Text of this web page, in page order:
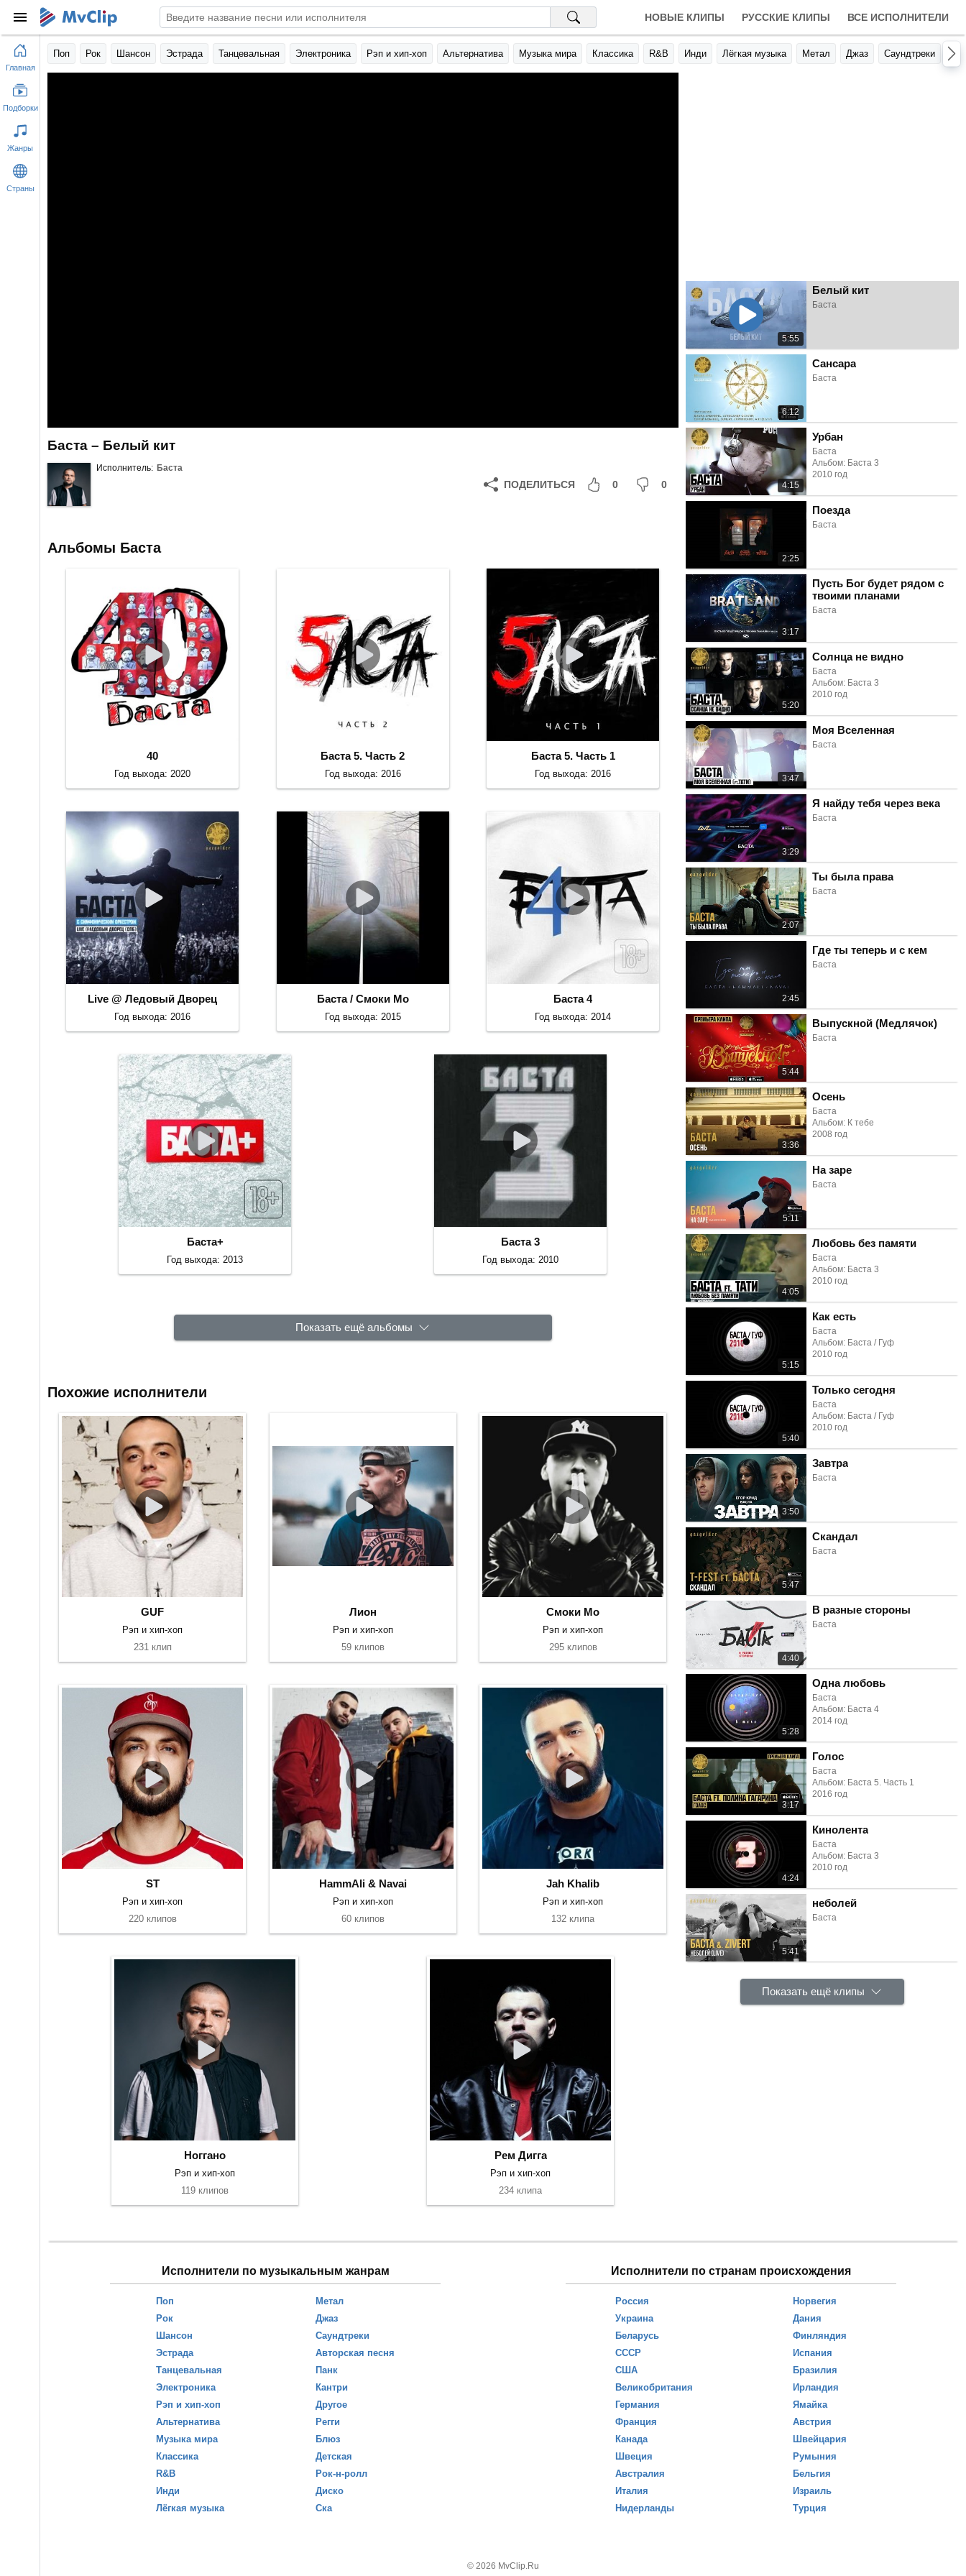
НОВЫЕ КЛИПЫ РУССКИЕ КЛИПЫ ВСЕ ИСПОЛНИТЕЛИ
Поп Рок Шансон Эстрада Танцевальная Электроника Рэп и хип-хоп Альтернатива Музыка мира Классика R&B Инди Лёгкая музыка Метал Джаз Саундтреки
Баста – Белый кит
Исполнитель: Баста
ПОДЕЛИТЬСЯ 0 0
5:55
Белый кит
Баста
6:12
Сансара
Баста
4:15
Урбан
Баста
Альбом: Баста 3
2010 год
2:25
Поезда
Баста
3:17
Пусть Бог будет рядом с
твоими планами
Баста
5:20
Солнца не видно
Баста
Альбом: Баста 3
2010 год
3:47
Моя Вселенная
Баста
3:29
Я найду тебя через века
Баста
2:07
Ты была права
Баста
2:45
Где ты теперь и с кем
Баста
5:44
Выпускной (Медлячок)
Баста
3:36
Осень
Баста
Альбом: К тебе
2008 год
5:11
На заре
Баста
4:05
Любовь без памяти
Баста
Альбом: Баста 3
2010 год
5:15
Как есть
Баста
Альбом: Баста / Гуф
2010 год
5:40
Только сегодня
Баста
Альбом: Баста / Гуф
2010 год
3:50
Завтра
Баста
5:47
Скандал
Баста
4:40
В разные стороны
Баста
5:28
Одна любовь
Баста
Альбом: Баста 4
2014 год
3:17
Голос
Баста
Альбом: Баста 5. Часть 1
2016 год
4:24
Кинолента
Баста
Альбом: Баста 3
2010 год
5:41
неболей
Баста
Показать ещё клипы
Альбомы Баста
40
Год выхода: 2020
Баста 5. Часть 2
Год выхода: 2016
Баста 5. Часть 1
Год выхода: 2016
Live @ Ледовый Дворец
Год выхода: 2016
Баста / Смоки Мо
Год выхода: 2015
Баста 4
Год выхода: 2014
Баста+
Год выхода: 2013
Баста 3
Год выхода: 2010
Показать ещё альбомы
Похожие исполнители
GUF
Рэп и хип-хоп
231 клип
Лион
Рэп и хип-хоп
59 клипов
Смоки Мо
Рэп и хип-хоп
295 клипов
ST
Рэп и хип-хоп
220 клипов
HammAli & Navai
Рэп и хип-хоп
60 клипов
Jah Khalib
Рэп и хип-хоп
132 клипа
Ноггано
Рэп и хип-хоп
119 клипов
Рем Дигга
Рэп и хип-хоп
234 клипа
Исполнители по музыкальным жанрам
Поп
Рок
Шансон
Эстрада
Танцевальная
Электроника
Рэп и хип-хоп
Альтернатива
Музыка мира
Классика
R&B
Инди
Лёгкая музыка
Метал
Джаз
Саундтреки
Авторская песня
Панк
Кантри
Другое
Регги
Блюз
Детская
Рок-н-ролл
Диско
Ска
Исполнители по странам происхождения
Россия
Украина
Беларусь
СССР
США
Великобритания
Германия
Франция
Канада
Швеция
Австралия
Италия
Нидерланды
Норвегия
Дания
Финляндия
Испания
Бразилия
Ирландия
Ямайка
Австрия
Швейцария
Румыния
Бельгия
Израиль
Турция
© 2026 MvClip.Ru
Главная
Подборки
Жанры
Страны